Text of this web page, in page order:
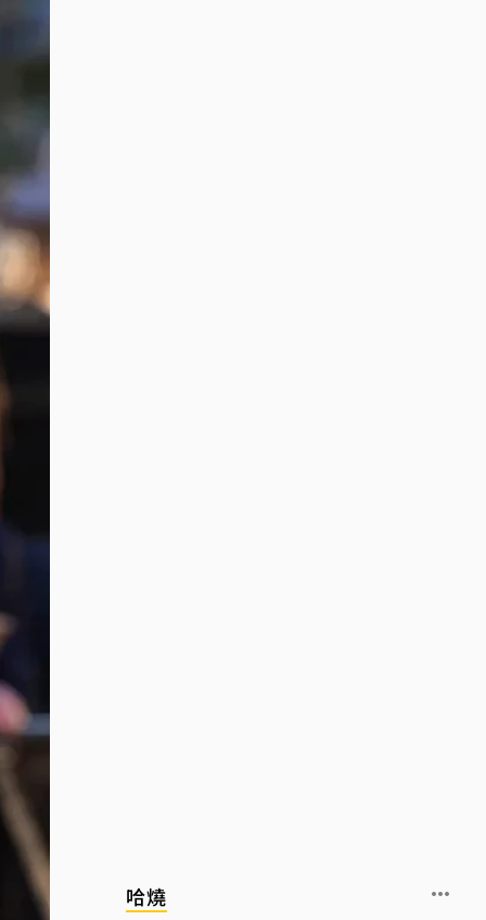
哈燒